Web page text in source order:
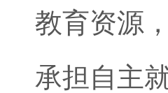
教育资源
承担自主